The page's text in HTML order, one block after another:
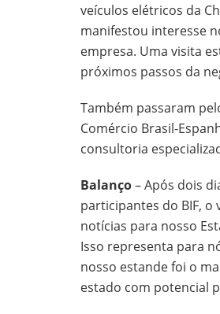
veículos elétricos da
manifestou interesse
empresa. Uma visita
próximos passos da
Também passaram
Comércio Brasil-
consultoria
Balanço– Após dois
participantes do BIF,
notícias para nosso
Isso representa para
nosso estande foi o
estado com potencial